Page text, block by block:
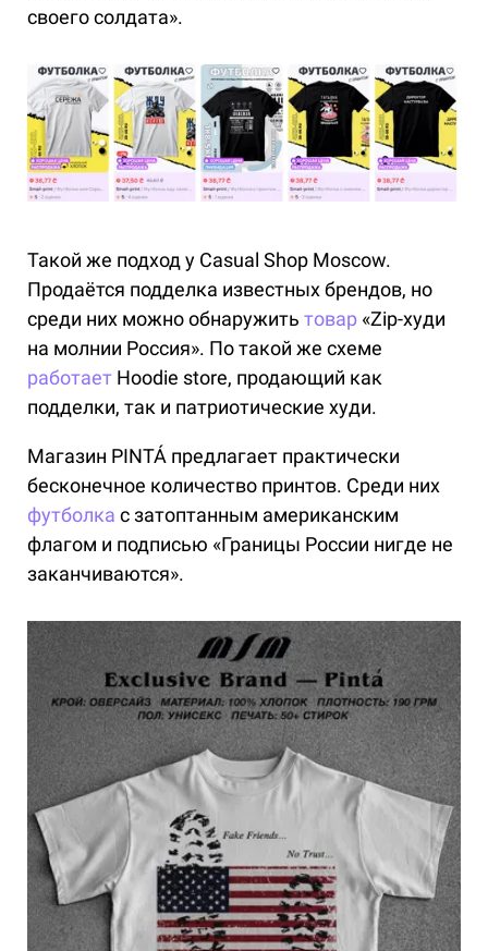
своего солдата».
Такой же подход у Casual Shop Moscow.
Продаётся подделка известных брендов, но
среди них можно обнаружить товар «Zip-худи
на молнии Россия». По такой же схеме
работает Hoodie store, продающий как
подделки, так и патриотические худи.
Магазин PINTÁ предлагает практически
бесконечное количество принтов. Среди них
футболка с затоптанным американским
флагом и подписью «Границы России нигде не
заканчиваются».